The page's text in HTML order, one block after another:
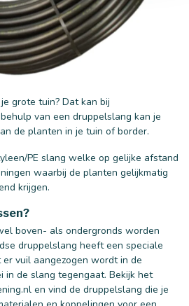
grote tuin? Dat kan bij
van een druppelslang kan je
de planten in je tuin of border.
PE slang welke op gelijke afstand
waarbij de planten gelijkmatig
krijgen.
boven- als ondergronds worden
druppelslang heeft een speciale
vuil aangezogen wordt in de
de slang tegengaat. Bekijk het
en vind de druppelslang die je